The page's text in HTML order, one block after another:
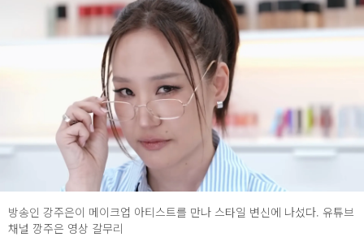
방송인 강주은이 메이크업 아티스트를 만나 스타일 변신에 나섰다. 유튜브
채널 깡주은 영상 갈무리